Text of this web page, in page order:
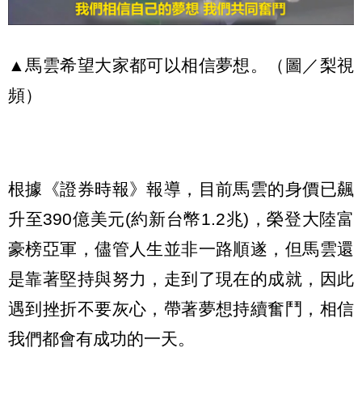
▲馬雲希望大家都可以相信夢想。（圖／梨視
頻）
根據《證券時報》報導，目前馬雲的身價已飆
升至390億美元(約新台幣1.2兆)，榮登大陸富
豪榜亞軍，儘管人生並非一路順遂，但馬雲還
是靠著堅持與努力，走到了現在的成就，因此
遇到挫折不要灰心，帶著夢想持續奮鬥，相信
我們都會有成功的一天。